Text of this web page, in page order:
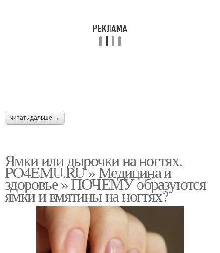
читать дальше →
Ямки или дырочки на ногтях.
PO4EMU.RU » Медицина и
здоровье » ПОЧЕМУ образуются
ямки и вмятины на ногтях?